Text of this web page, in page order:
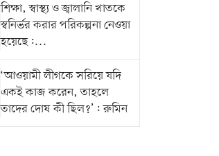
শিক্ষা, স্বাস্থ্য ও জ্বালানি খাতকে
স্বনির্ভর করার পরিকল্পনা নেওয়া
হয়েছে:...
‘আওয়ামী লীগকে সরিয়ে যদি
একই কাজ করেন, তাহলে
তাদের দোষ কী ছিল?’: রুমিন